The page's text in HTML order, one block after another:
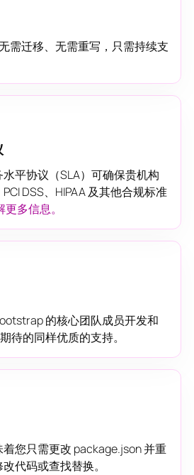
需迁移、无需重写，只需持续支
平协议（SLA）可确保贵机构
DSS、HIPAA 及其他合规标准
更多信息。
的核心团队成员开发和
待的同样优质的支持。
您只需更改 package.json 并重
代码或查找替换。